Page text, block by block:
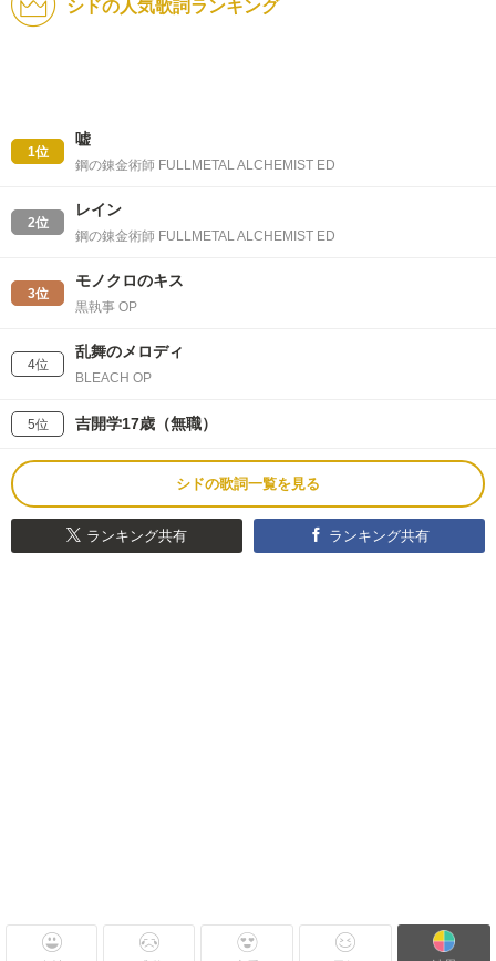
シドの人気歌詞ランキング
1位
嘘
鋼の錬金術師 FULLMETAL ALCHEMIST ED
2位
レイン
鋼の錬金術師 FULLMETAL ALCHEMIST ED
3位
モノクロのキス
黒執事 OP
4位
乱舞のメロディ
BLEACH OP
5位 吉開学17歳（無職）
シドの歌詞一覧を見る
ランキング共有 ランキング共有